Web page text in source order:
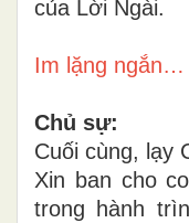
của Lời Ngài.
Im lặng ngắn…
Chủ sự:
Cuối cùng, lạy
Xin ban cho
trong hành